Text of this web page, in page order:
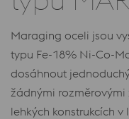
Maraging oceli jsou
typu Fe-18% Ni-Co-
dosáhnout
žádnými rozměrovými
lehkých konstrukcích